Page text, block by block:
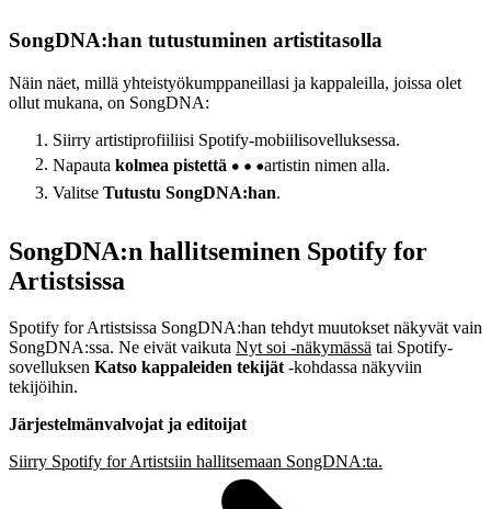
SongDNA:han tutustuminen artistitasolla
Näin näet, millä yhteistyökumppaneillasi ja kappaleilla, joissa olet
ollut mukana, on SongDNA:
Siirry artistiprofiiliisi Spotify-mobiilisovelluksessa.
Napauta kolmea pistettä
artistin nimen alla.
Valitse Tutustu SongDNA:han.
SongDNA:n hallitseminen Spotify for
Artistsissa
Spotify for Artistsissa SongDNA:han tehdyt muutokset näkyvät vain
SongDNA:ssa. Ne eivät vaikuta Nyt soi ‑näkymässä tai Spotify-
sovelluksen Katso kappaleiden tekijät ‑kohdassa näkyviin
tekijöihin.
Järjestelmänvalvojat ja editoijat
Siirry Spotify for Artistsiin hallitsemaan SongDNA:ta.